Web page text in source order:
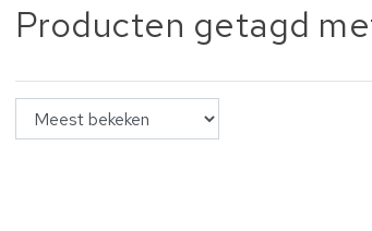
Producten getagd